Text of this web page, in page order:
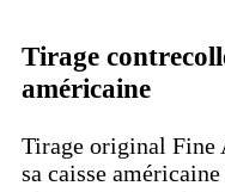
Tirage
américaine
Tirage original Fine
sa caisse